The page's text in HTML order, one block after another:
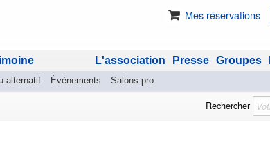
Mes réservations
alternatif Évènements Salons pro
Groupes
Presse
L'association
Rechercher